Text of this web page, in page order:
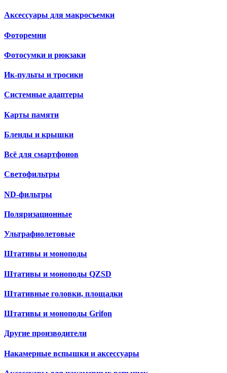
Аксессуары для макросъемки
Фоторемни
Фотосумки и рюкзаки
Ик-пульты и тросики
Системные адаптеры
Карты памяти
Бленды и крышки
Всё для смартфонов
Светофильтры
ND-фильтры
Поляризационные
Ультрафиолетовые
Штативы и моноподы
Штативы и моноподы QZSD
Штативные головки, площадки
Штативы и моноподы Grifon
Другие производители
Накамерные вспышки и аксессуары